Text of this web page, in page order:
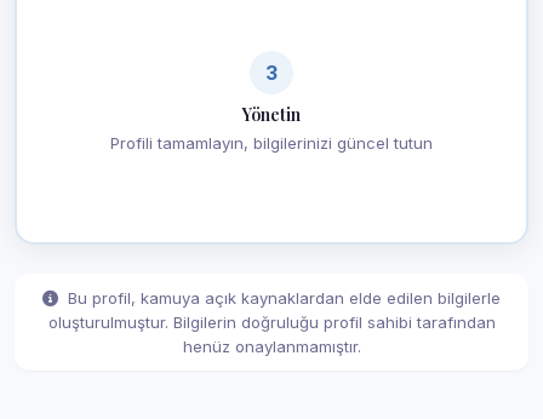
3
Yönetin
Profili tamamlayın, bilgilerinizi güncel tutun
Bu profil, kamuya açık kaynaklardan elde edilen bilgilerle
oluşturulmuştur. Bilgilerin doğruluğu profil sahibi tarafından
henüz onaylanmamıştır.